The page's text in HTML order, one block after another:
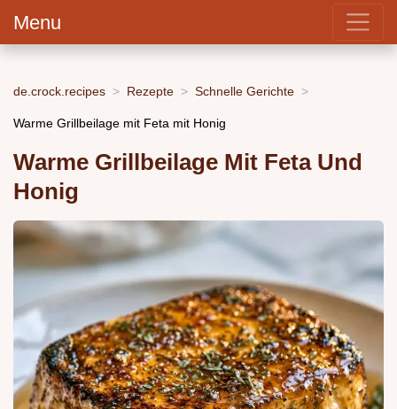
Menu
de.crock.recipes Rezepte Schnelle Gerichte
Warme Grillbeilage mit Feta mit Honig
Warme Grillbeilage Mit Feta Und
Honig